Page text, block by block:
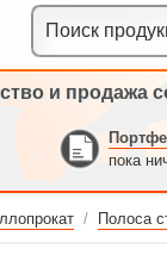
и продажа
пока
/ Полоса